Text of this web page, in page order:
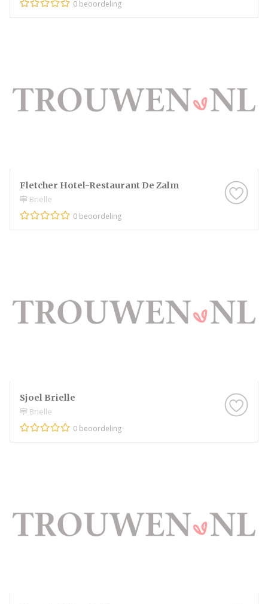
0 beoordeling
Fletcher Hotel-Restaurant De Zalm
Brielle
0 beoordeling
Sjoel Brielle
Brielle
0 beoordeling